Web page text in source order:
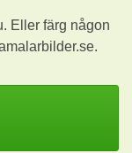
Eller färg någon